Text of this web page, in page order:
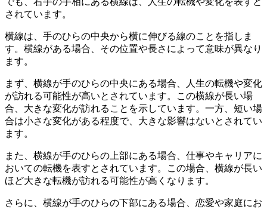
されています。
横線は、手のひらの中央から横に伸びる線のことを指しま
す。横線がある場合、その位置や長さによって意味が異なり
ます。
まず、横線が手のひらの中央にある場合、人生の転機や変化
が訪れる可能性が高いとされています。この横線が長い場
合、大きな変化が訪れることを示しています。一方、短い場
合は小さな変化がある程度で、大きな影響はないとされてい
ます。
また、横線が手のひらの上部にある場合、仕事やキャリアに
おいての転機を表すとされています。この場合、横線が長い
ほど大きな転機が訪れる可能性が高くなります。
さらに、横線が手のひらの下部にある場合、恋愛や家庭にお